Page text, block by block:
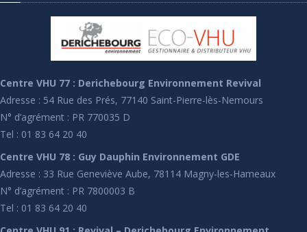
Centre VHU 77 : Derichebourg Environnement Revival
Adresse : 54 Rue des Prés, 77140 Saint-Pierre-lès-Nemours
N° d’agrément : PR 770035 D
Tel : 01 83 64 20 40
Centre VHU 78 : Guy Dauphin Environnement GDE
Adresse : 33 Rue Geneviève Aube, 78114 Magny-les-Hameaux
N° d’agrément : PR 7800003 B
Tel : 01 83 64 20 40